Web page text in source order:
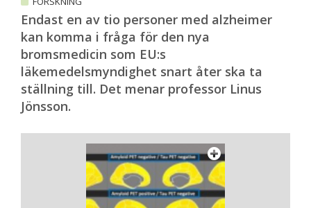
Endast en av tio personer med alzheimer
kan komma i fråga för den nya
bromsmedicin som EU:s
läkemedelsmyndighet snart åter ska ta
ställning till. Det menar professor Linus
Jönsson.